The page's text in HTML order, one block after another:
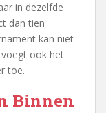
in dezelfde
dan tien
kan niet
voegt ook het
toe.
Binnen